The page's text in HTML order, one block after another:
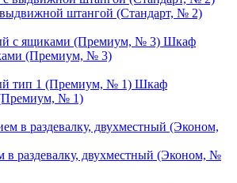
штангой (Стандарт, № 2)
Шкаф
(Премиум, № 3)
Шкаф
№ 1)
раздевалку, двухместный (Эконом, №